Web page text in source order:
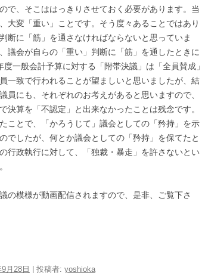
で、そこははっきりさせておく必要があります。当
大変「重い」ことです。そう度々あることではあり
断に「筋」を通さなければならないと思っていま
議会が自らの「重い」判断に「筋」を通したときに
一般会計予算に対する「附帯決議」は「全員賛成」
一致で行われることが望ましいと思いましたが、結
にも、それぞれのお考えがあると思いますので、
算を「不認定」と出来なかったことは残念です。
ことで、「かろうじて」議会としての「矜持」を示
でしたが、何とか議会としての「矜持」を保てたと
行政執行に対して、「独裁・暴走」を許さないとい
の模様が動画配信されますので、是非、ご覧下さ
月28日 投稿者: yoshioka